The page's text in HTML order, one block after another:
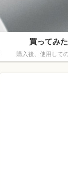
買ってみた
購入後、使用して